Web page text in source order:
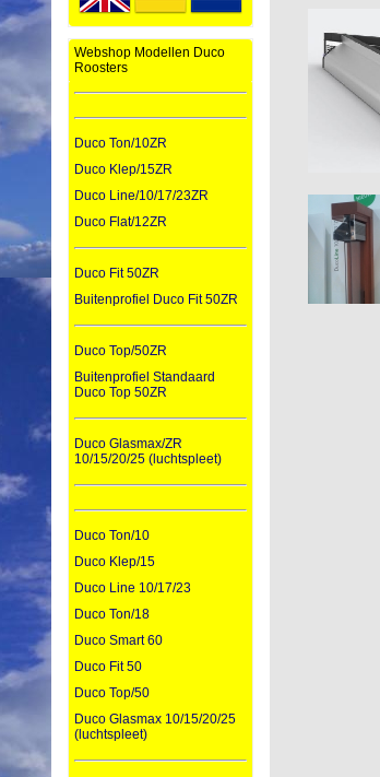
Webshop Modellen Duco
Roosters
Duco Ton/10ZR
Duco Klep/15ZR
Duco Line/10/17/23ZR
Duco Flat/12ZR
Duco Fit 50ZR
Buitenprofiel Duco Fit 50ZR
Duco Top/50ZR
Buitenprofiel Standaard
Duco Top 50ZR
Duco Glasmax/ZR
10/15/20/25 (luchtspleet)
Duco Ton/10
Duco Klep/15
Duco Line 10/17/23
Duco Ton/18
Duco Smart 60
Duco Fit 50
Duco Top/50
Duco Glasmax 10/15/20/25
(luchtspleet)